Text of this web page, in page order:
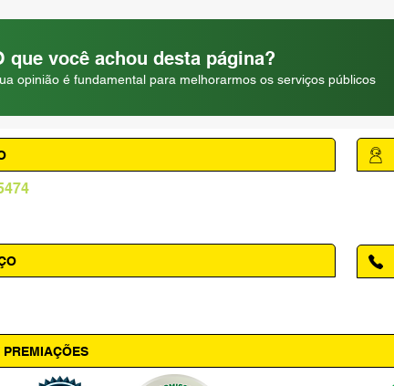
que você achou desta página?
opinião é fundamental para melhorarmos os serviços públicos